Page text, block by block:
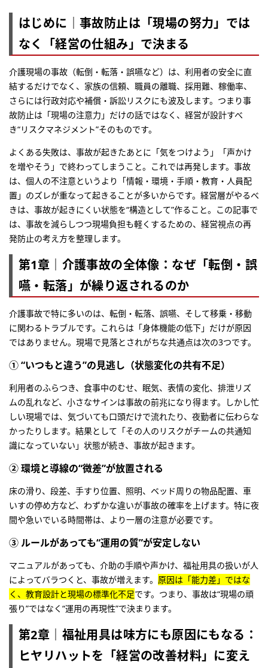
はじめに｜事故防止は「現場の努力」では
なく「経営の仕組み」で決まる
介護現場の事故（転倒・転落・誤嚥など）は、利用者の安全に直
結するだけでなく、家族の信頼、職員の離職、採用難、稼働率、
さらには行政対応や補償・訴訟リスクにも波及します。つまり事
故防止は「現場の注意力」だけの話ではなく、経営が設計すべ
き“リスクマネジメント”そのものです。
よくある失敗は、事故が起きたあとに「気をつけよう」「声かけ
を増やそう」で終わってしまうこと。これでは再発します。事故
は、個人の不注意というより「情報・環境・手順・教育・人員配
置」のズレが重なって起きることが多いからです。経営層がやるべ
きは、事故が起きにくい状態を“構造として”作ること。この記事で
は、事故を減らしつつ現場負担も軽くするための、経営視点の再
発防止の考え方を整理します。
第1章｜介護事故の全体像：なぜ「転倒・誤
嚥・転落」が繰り返されるのか
介護事故で特に多いのは、転倒・転落、誤嚥、そして移乗・移動
に関わるトラブルです。これらは「身体機能の低下」だけが原因
ではありません。現場で見落とされがちな共通点は次の3つです。
① “いつもと違う”の見逃し（状態変化の共有不足）
利用者のふらつき、食事中のむせ、眠気、表情の変化、排泄リズ
ムの乱れなど、小さなサインは事故の前兆になり得ます。しかし忙
しい現場では、気づいても口頭だけで流れたり、夜勤者に伝わらな
かったりします。結果として「その人のリスクがチームの共通知
識になっていない」状態が続き、事故が起きます。
② 環境と導線の“微差”が放置される
床の滑り、段差、手すり位置、照明、ベッド周りの物品配置、車
いすの停め方など、わずかな違いが事故の確率を上げます。特に夜
間や急いでいる時間帯は、より一層の注意が必要です。
③ ルールがあっても“運用の質”が安定しない
マニュアルがあっても、介助の手順や声かけ、福祉用具の扱いが人
によってバラつくと、事故が増えます。 原因は「能力差」ではな
く、教育設計と現場の標準化不足です。つまり、事故は“現場の頑
張り”ではなく“運用の再現性”で決まります。
第2章｜福祉用具は味方にも原因にもなる：
ヒヤリハットを「経営の改善材料」に変え